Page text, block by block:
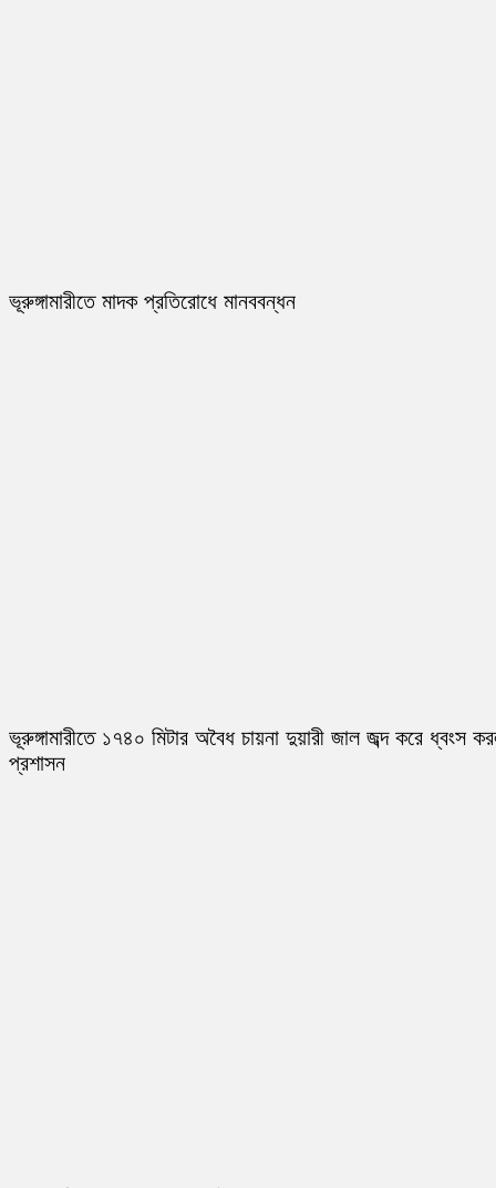
ভূরুঙ্গামারীতে মাদক প্রতিরোধে মানববন্ধন
ভূরুঙ্গামারীতে ১৭৪০ মিটার অবৈধ চায়না দুয়ারী জাল জব্দ করে ধ্বংস
প্রশাসন